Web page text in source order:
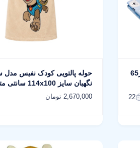
خشک‌کن نوزاد تیک مک مدل blu سایز65
22
حوله پالتویی کودک نفیس
نگهبان سایز 114x100 سانتی متر
2,670,000 تومان